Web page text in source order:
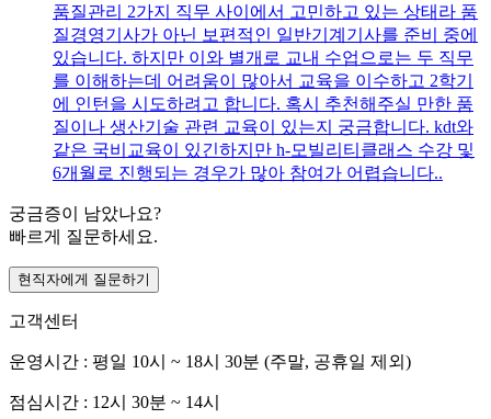
품질관리 2가지 직무 사이에서 고민하고 있는 상태라 품
질경영기사가 아닌 보편적인 일반기계기사를 준비 중에
있습니다. 하지만 이와 별개로 교내 수업으로는 두 직무
를 이해하는데 어려움이 많아서 교육을 이수하고 2학기
에 인턴을 시도하려고 합니다. 혹시 추천해주실 만한 품
질이나 생산기술 관련 교육이 있는지 궁금합니다. kdt와
같은 국비교육이 있긴하지만 h-모빌리티클래스 수강 및
6개월로 진행되는 경우가 많아 참여가 어렵습니다..
궁금증이 남았나요?
빠르게 질문하세요.
현직자에게 질문하기
고객센터
운영시간 : 평일 10시 ~ 18시 30분 (주말, 공휴일 제외)
점심시간 : 12시 30분 ~ 14시